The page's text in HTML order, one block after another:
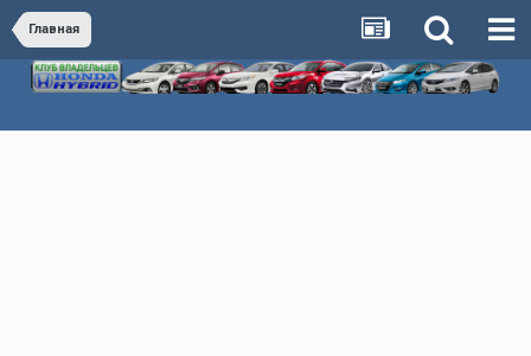
Главная